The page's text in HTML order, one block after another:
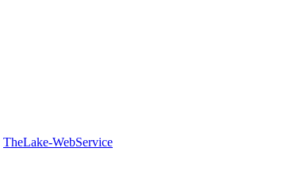
TheLake-WebService